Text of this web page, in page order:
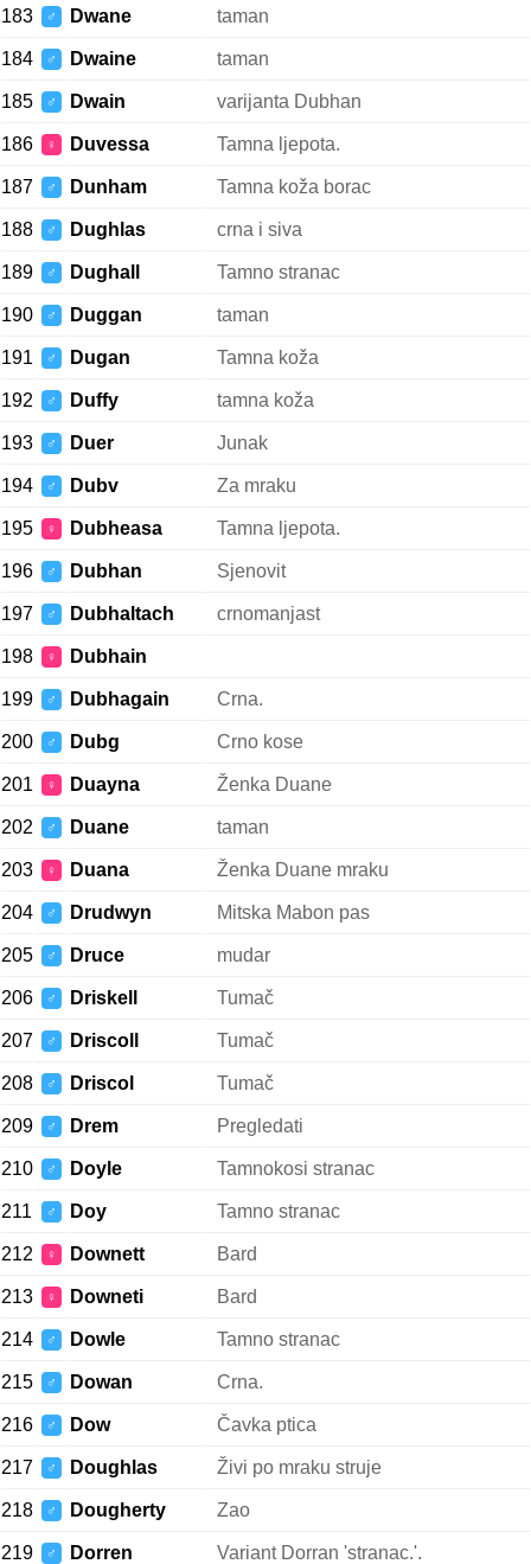
183 ♂ Dwane taman
184 ♂ Dwaine taman
185 ♂ Dwain varijanta Dubhan
186 ♀ Duvessa Tamna ljepota.
187 ♂ Dunham Tamna koža borac
188 ♂ Dughlas crna i siva
189 ♂ Dughall Tamno stranac
190 ♂ Duggan taman
191 ♂ Dugan Tamna koža
192 ♂ Duffy tamna koža
193 ♂ Duer Junak
194 ♂ Dubv Za mraku
195 ♀ Dubheasa Tamna ljepota.
196 ♂ Dubhan Sjenovit
197 ♂ Dubhaltach crnomanjast
198 ♀ Dubhain
199 ♂ Dubhagain Crna.
200 ♂ Dubg Crno kose
201 ♀ Duayna Ženka Duane
202 ♂ Duane taman
203 ♀ Duana Ženka Duane mraku
204 ♂ Drudwyn Mitska Mabon pas
205 ♂ Druce mudar
206 ♂ Driskell Tumač
207 ♂ Driscoll Tumač
208 ♂ Driscol Tumač
209 ♂ Drem Pregledati
210 ♂ Doyle Tamnokosi stranac
211 ♂ Doy Tamno stranac
212 ♀ Downett Bard
213 ♀ Downeti Bard
214 ♂ Dowle Tamno stranac
215 ♂ Dowan Crna.
216 ♂ Dow Čavka ptica
217 ♂ Doughlas Živi po mraku struje
218 ♂ Dougherty Zao
219 ♂ Dorren Variant Dorran 'stranac.'.